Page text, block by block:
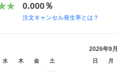
0.000％
注文キャンセル発生率とは？
水 木 金 土
2026年9月
日 月